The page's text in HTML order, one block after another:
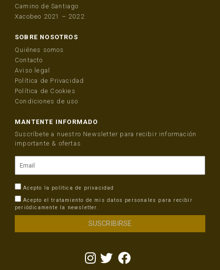
Camino de Santiago
Xacobeo 2021 – 2022
SOBRE NOSOTROS
Quiénes somos
Contacto
Aviso legal
Política de Privacidad
Política de Cookies
Condiciones de uso
MANTENTE INFORMADO
Suscríbete a nuestro Newsletter para recibir información
importante & ofertas
Acepto la política de privacidad
Acepto el tratamiento de mis datos personales para recibir
periódicamente la newsletter.